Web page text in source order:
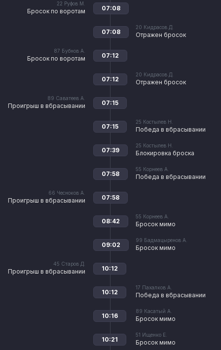
22 Руфов М.
Бросок по воротам 07:08
20 Кидрасов Д.
Отражен бросок
07:08
87 Бубнов А.
Бросок по воротам 07:12
20 Кидрасов Д.
Отражен бросок
07:12
89 Саватеев А.
Проигрыш в вбрасывании 07:15
25 Костылев Н.
Победа в вбрасывании
07:15
25 Костылев Н.
Блокировка броска
07:39
55 Корнеев А.
Победа в вбрасывании
07:58
66 Чесноков А.
Проигрыш в вбрасывании 07:58
55 Корнеев А.
Бросок мимо
08:42
99 Бадмацыренов А.
Бросок мимо
09:02
45 Старов Д.
Проигрыш в вбрасывании 10:12
17 Пахалков А.
Победа в вбрасывании
10:12
89 Касатый А.
Бросок мимо
10:16
51 Ищенко Е.
Бросок мимо
10:21